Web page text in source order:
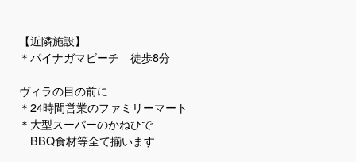
【近隣施設】
＊パイナガマビーチ 徒歩8分
ヴィラの目の前に
＊24時間営業のファミリーマート
＊大型スーパーのかねひで
BBQ食材等全て揃います